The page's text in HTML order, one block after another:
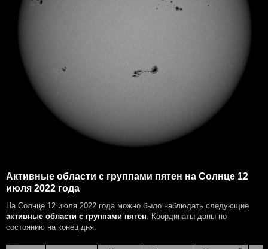
Активные области с группами пятен на Солнце 12
июля 2022 года
На Солнце 12 июля 2022 года можно было наблюдать следующие
активные области с группами пятен . Координаты даны по
состоянию на конец дня.